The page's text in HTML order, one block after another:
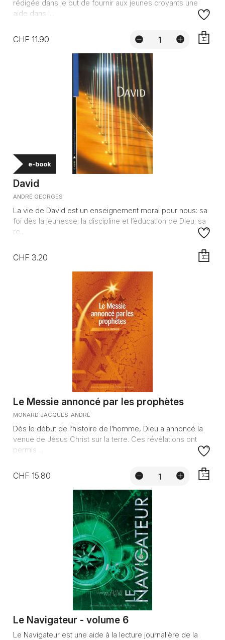
rédigée dans le but de fournir aux jeunes croyants une
aide dans l...
CHF 11.90
e-book
David
ANDRÉ GEORGES
La vie de David est un enseignement moral pour nous: sa
foi dès la jeunesse; la discipline et l’éducation de Dieu; sa
re...
CHF 3.20
Le Messie annoncé par les prophètes
MONARD JACQUES-ANDRÉ
Dès le début de l’histoire de l’homme, Dieu a annoncé la
venue de Jésus Christ sur la terre. Ces révélations ont
permis ...
CHF 15.80
Le Navigateur - volume 6
Le Navigateur est une aide à la lecture journalière de la